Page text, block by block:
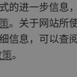
的进一步信息
。关于网站所
信息，可以查
。